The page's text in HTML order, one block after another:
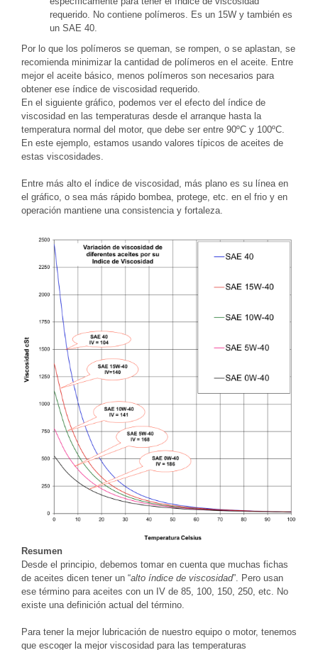
requerido. No contiene polímeros. Es un 15W y también es
un SAE 40.
Por lo que los polímeros se queman, se rompen, o se aplastan, se
recomienda minimizar la cantidad de polímeros en el aceite. Entre
mejor el aceite básico, menos polímeros son necesarios para
obtener ese índice de viscosidad requerido.
En el siguiente gráfico, podemos ver el efecto del índice de
viscosidad en las temperaturas desde el arranque hasta la
temperatura normal del motor, que debe ser entre 90ºC y 100ºC.
En este ejemplo, estamos usando valores típicos de aceites de
estas viscosidades.
Entre más alto el índice de viscosidad, más plano es su línea en
el gráfico, o sea más rápido bombea, protege, etc. en el frio y en
operación mantiene una consistencia y fortaleza.
Resumen
Desde el principio, debemos tomar en cuenta que muchas fichas
de aceites dicen tener un “alto índice de viscosidad”. Pero usan
ese término para aceites con un IV de 85, 100, 150, 250, etc. No
existe una definición actual del término.
Para tener la mejor lubricación de nuestro equipo o motor, tenemos
que escoger la mejor viscosidad para las temperaturas